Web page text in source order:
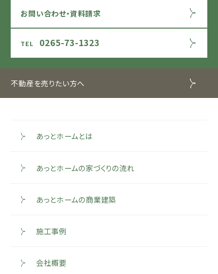
お問い合わせ・資料請求
0265-73-1323
不動産を売りたい方へ
あっとホームとは
あっとホームの家づくりの流れ
あっとホームの商業建築
施工事例
会社概要